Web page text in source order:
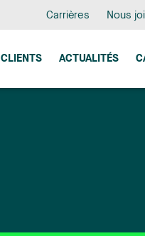
Carrières Nous
CLIENTS ACTUALITÉS